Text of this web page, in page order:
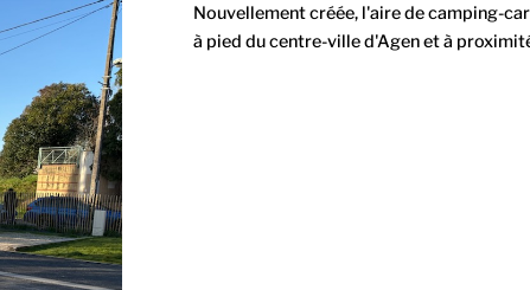
Nouvellement créée, l'aire de camping-
à pied du centre-ville d'Agen et à